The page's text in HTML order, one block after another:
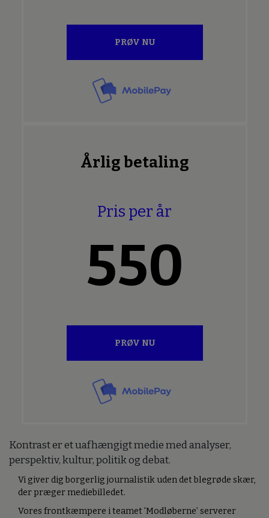
PRØV NU
Årlig betaling
Pris per år
550
PRØV NU
Kontrast er et uafhængigt medie med analyser,
perspektiv, kultur, politik og debat.
Vi giver dig borgerlig journalistik uden det blegrøde skær,
der præger mediebilledet.
Vores frontkæmpere i teamet ’Modløberne’ serverer